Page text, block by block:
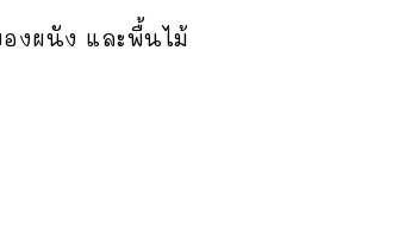
งผนัง และพื้นไม้